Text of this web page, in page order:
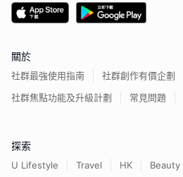
關於
社群最強使用指南
社群創作有價企劃
社群焦點功能及升級計劃
常見問題
探索
U Lifestyle Travel HK Beauty